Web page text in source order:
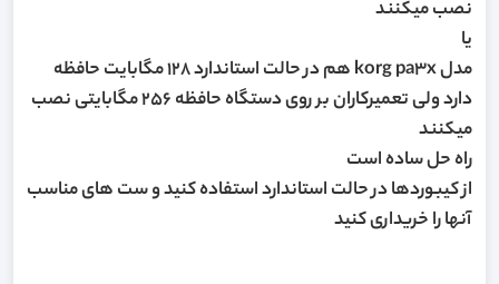
نصب میکنند
یا
مدل korg pa3x هم در حالت استاندارد 128 مگابایت حافظه
دارد ولی تعمیرکاران بر روی دستگاه حافظه 256 مگابایتی نصب
میکنند
راه حل ساده است
از کیبوردها در حالت استاندارد استفاده کنید و ست های مناسب
آنها را خریداری کنید